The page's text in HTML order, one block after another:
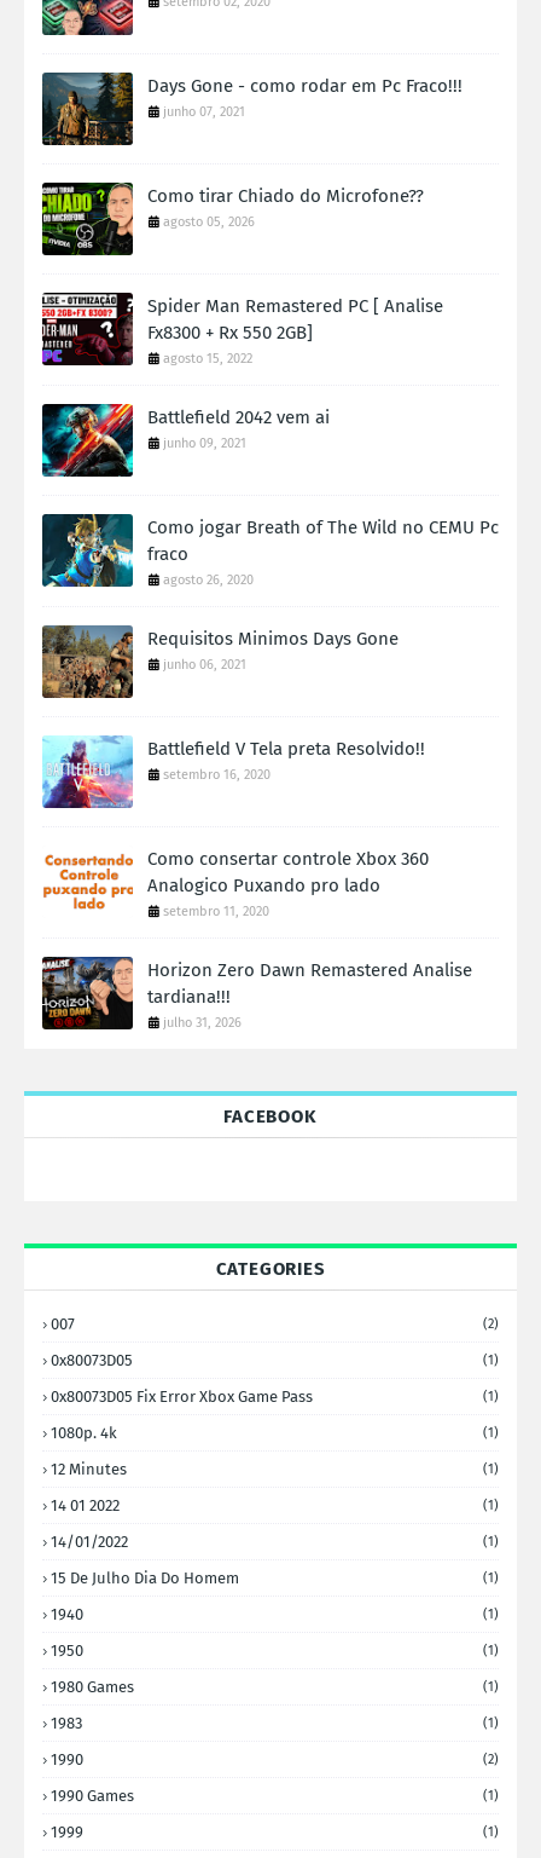
Days Gone - como rodar em Pc Fraco!!!
junho 07, 2021
Como tirar Chiado do Microfone??
agosto 05, 2026
Spider Man Remastered PC [ Analise
Fx8300 + Rx 550 2GB]
agosto 15, 2022
Battlefield 2042 vem ai
junho 09, 2021
Como jogar Breath of The Wild no CEMU Pc
fraco
agosto 26, 2020
Requisitos Minimos Days Gone
junho 06, 2021
Battlefield V Tela preta Resolvido!!
setembro 16, 2020
Como consertar controle Xbox 360
Analogico Puxando pro lado
setembro 11, 2020
Horizon Zero Dawn Remastered Analise
tardiana!!!
julho 31, 2026
FACEBOOK
CATEGORIES
007 (2)
0x80073D05 (1)
0x80073D05 Fix Error Xbox Game Pass (1)
1080p. 4k (1)
12 Minutes (1)
14 01 2022 (1)
14/01/2022 (1)
15 De Julho Dia Do Homem (1)
1940 (1)
1950 (1)
1980 Games (1)
1983 (1)
1990 (2)
1990 Games (1)
1999 (1)